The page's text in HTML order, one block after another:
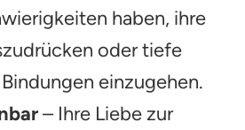
haben, ihre
oder tiefe
einzugehen.
– Ihre Liebe zur